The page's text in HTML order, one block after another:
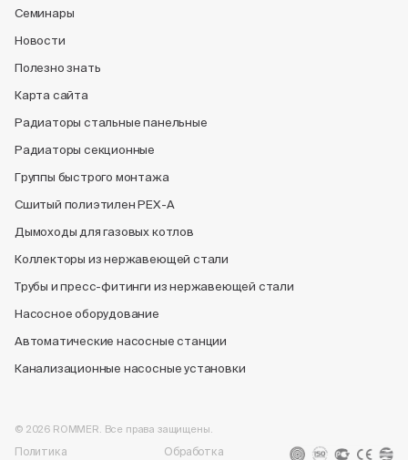
Семинары
Новости
Полезно знать
Карта сайта
Радиаторы стальные панельные
Радиаторы секционные
Группы быстрого монтажа
Сшитый полиэтилен PEX-A
Дымоходы для газовых котлов
Коллекторы из нержавеющей стали
Трубы и пресс-фитинги из нержавеющей стали
Насосное оборудование
Автоматические насосные станции
Канализационные насосные установки
© 2026 ROMMER. Все права защищены.
Политика
Обработка